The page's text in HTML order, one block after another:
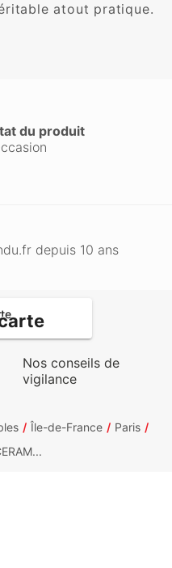
atout pratique.
du produit
depuis 10 ans
Nos conseils de
vigilance
Île-de-France
Paris